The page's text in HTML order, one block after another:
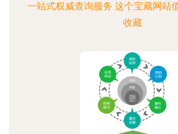
一站式权威查询服务 这个宝藏网站
收藏